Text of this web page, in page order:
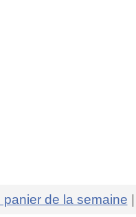
panier de la semaine